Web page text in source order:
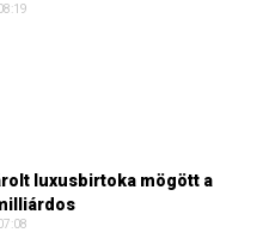
luxusbirtoka mögött a